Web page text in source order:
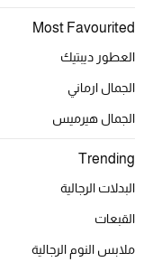
تشكيلة الأعراس
هدايا للنساء
ركن الفخامة
جميع الأحذية النسائية
Most Favourited
العطور ديبتيك
الجمال ارماني
الجمال هيرميس
Trending
البدلات الرجالية
القبعات
ملابس النوم الرجالية